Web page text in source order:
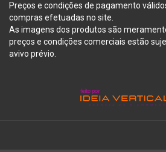
Preços e condições de pagamento
compras efetuadas no site.
As imagens dos produtos são
preços e condições comerciais estão
avivo prévio.